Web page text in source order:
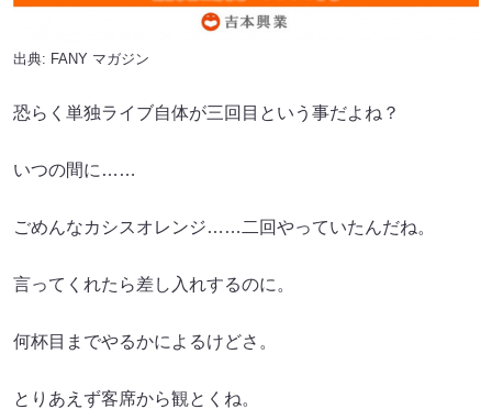
出典: FANY マガジン
恐らく単独ライブ自体が三回目という事だよね？
いつの間に……
ごめんなカシスオレンジ……二回やっていたんだね。
言ってくれたら差し入れするのに。
何杯目までやるかによるけどさ。
とりあえず客席から観とくね。